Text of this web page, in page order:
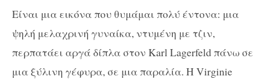
Eίναι μια εικόνα που θυμάμαι πολύ έντονα: μια
ψηλή μελαχρινή γυναίκα, ντυμένη με τζιν,
περπατάει αργά δίπλα στον Karl Lagerfeld πάνω σε
μια ξύλινη γέφυρα, σε μια παραλία. Η Virginie